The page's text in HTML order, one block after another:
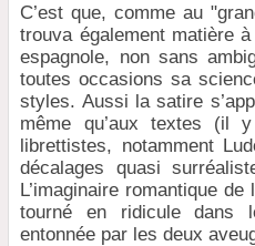
C’est que, comme au
trouva également matière
espagnole, non sans
toutes occasions sa
styles. Aussi la satire
même qu’aux textes (il
librettistes, notamment
décalages quasi
L’imaginaire romantique
tourné en ridicule dans
entonnée par les deux